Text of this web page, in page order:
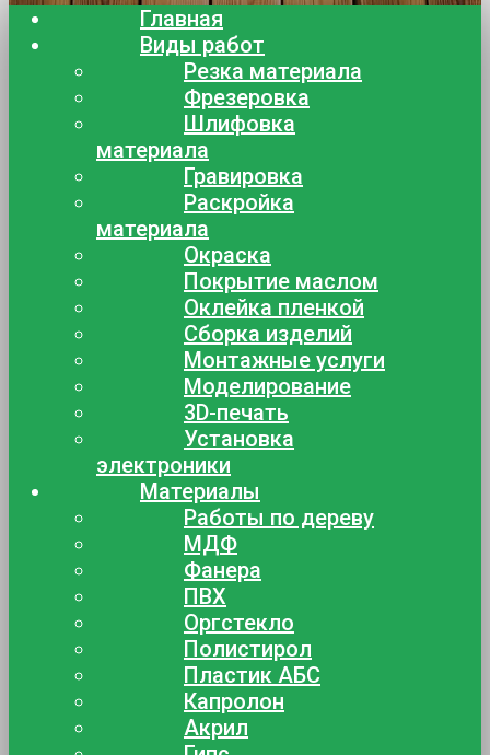
Главная
Виды работ
Резка материала
Фрезеровка
Шлифовка
материала
Гравировка
Раскройка
материала
Окраска
Покрытие маслом
Оклейка пленкой
Сборка изделий
Монтажные услуги
Моделирование
3D-печать
Установка
электроники
Материалы
Работы по дереву
МДФ
Фанера
ПВХ
Оргстекло
Полистирол
Пластик АБС
Капролон
Акрил